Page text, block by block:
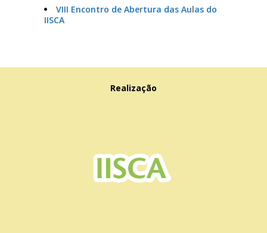
VIII Encontro de Abertura das Aulas do
IISCA
Realização